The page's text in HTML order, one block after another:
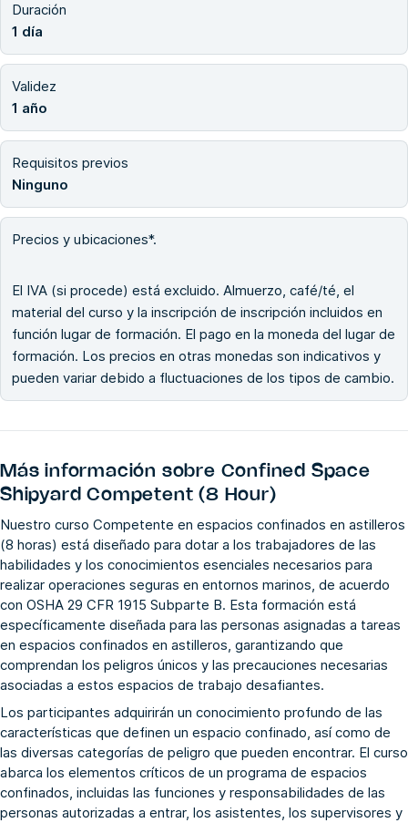
Duración
1 día
Validez
1 año
Requisitos previos
Ninguno
Precios y ubicaciones*.
El IVA (si procede) está excluido. Almuerzo, café/té, el
material del curso y la inscripción de inscripción incluidos en
función lugar de formación. El pago en la moneda del lugar de
formación. Los precios en otras monedas son indicativos y
pueden variar debido a fluctuaciones de los tipos de cambio.
Más información sobre Confined Space
Shipyard Competent (8 Hour)
Nuestro curso Competente en espacios confinados en astilleros
(8 horas) está diseñado para dotar a los trabajadores de las
habilidades y los conocimientos esenciales necesarios para
realizar operaciones seguras en entornos marinos, de acuerdo
con OSHA 29 CFR 1915 Subparte B. Esta formación está
específicamente diseñada para las personas asignadas a tareas
en espacios confinados en astilleros, garantizando que
comprendan los peligros únicos y las precauciones necesarias
asociadas a estos espacios de trabajo desafiantes.
Los participantes adquirirán un conocimiento profundo de las
características que definen un espacio confinado, así como de
las diversas categorías de peligro que pueden encontrar. El curso
abarca los elementos críticos de un programa de espacios
confinados, incluidas las funciones y responsabilidades de las
personas autorizadas a entrar, los asistentes, los supervisores y